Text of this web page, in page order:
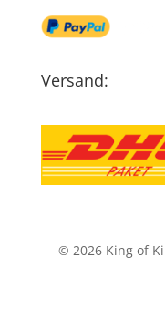
Versand:
© 2026 King of